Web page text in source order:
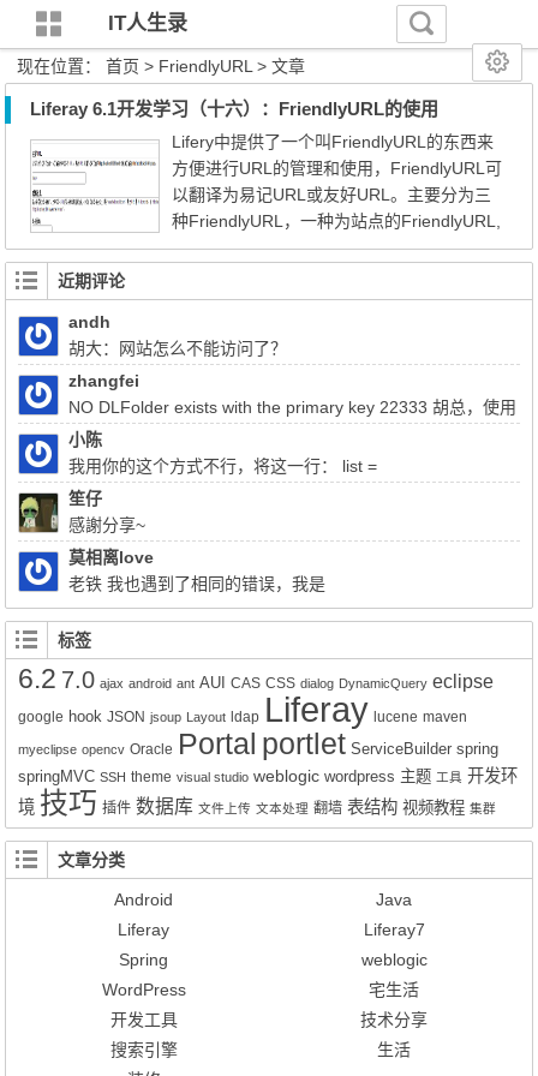
IT人生录
现在位置：首页 > FriendlyURL > 文章
Liferay 6.1开发学习（十六）：FriendlyURL的使用
Lifery中提供了一个叫FriendlyURL的东西来
方便进行URL的管理和使用，FriendlyURL可
以翻译为易记URL或友好URL。主要分为三
种FriendlyURL，一种为站点的FriendlyURL,
一种为页面的FriendlyURL，一种为Portlet的
页面URL一般为/web/xxx/xxx，其中web后面
的FriendlyURL可以在管理-->站点设置-->基
近期评论
andh
胡大：网站怎么不能访问了？
zhangfei
NO DLFolder exists with the primary key 22333 胡总，使用
liferay上传文件报了这个错，该怎么解决
小陈
我用你的这个方式不行，将这一行： list =
(List)QueryUtil.list(q, getDialect(),start, end, false); 注释掉换成：
list = q.list();前面的：Query q = session.createQuery(sql); 换成
Query q = session.createSQLQuery(HQL).addEntity("这里是xx-
service.xml的名称", 类名Impl.class);就可以实现查询功能了。但是
有个问题就是只能得到该类的所有属性所对应的值，其它类的值无
法获得。比如我们的sql写联查就只能得到其中一张表的数据而不是
该SQL语句查询到的所有数据。求教该如何解决的好呢？
笙仔
感謝分享~
莫相离love
老铁 我也遇到了相同的错误，我是
Liferay7.0.4+openldap2.4报的这个错，请问你解决了吗？
标签
6.2 7.0 ajax android ant AUI CAS CSS dialog DynamicQuery eclipse
google hook JSON jsoup Layout ldap Liferay lucene maven
myeclipse opencv Oracle Portal portlet ServiceBuilder spring
springMVC SSH theme visual studio weblogic wordpress 主题 工具 开发环
境 技巧 插件 数据库 文件上传 文本处理 翻墙 表结构 视频教程 集群
文章分类
Android
Java
Liferay
Liferay7
Spring
weblogic
WordPress
宅生活
开发工具
技术分享
搜索引擎
生活